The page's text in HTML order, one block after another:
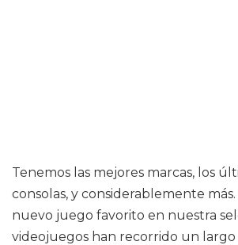
Tenemos las mejores marcas, los
consolas, y considerablemente
nuevo juego favorito en nuestra
videojuegos han recorrido un largo